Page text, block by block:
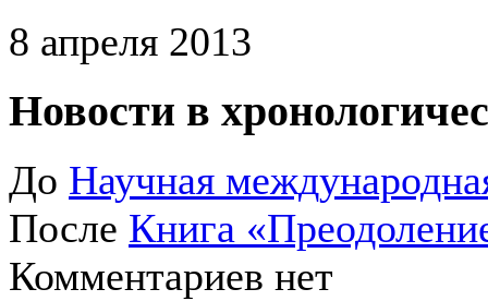
8 апреля 2013
Новости в
До Научная
После Книга
Комментариев нет